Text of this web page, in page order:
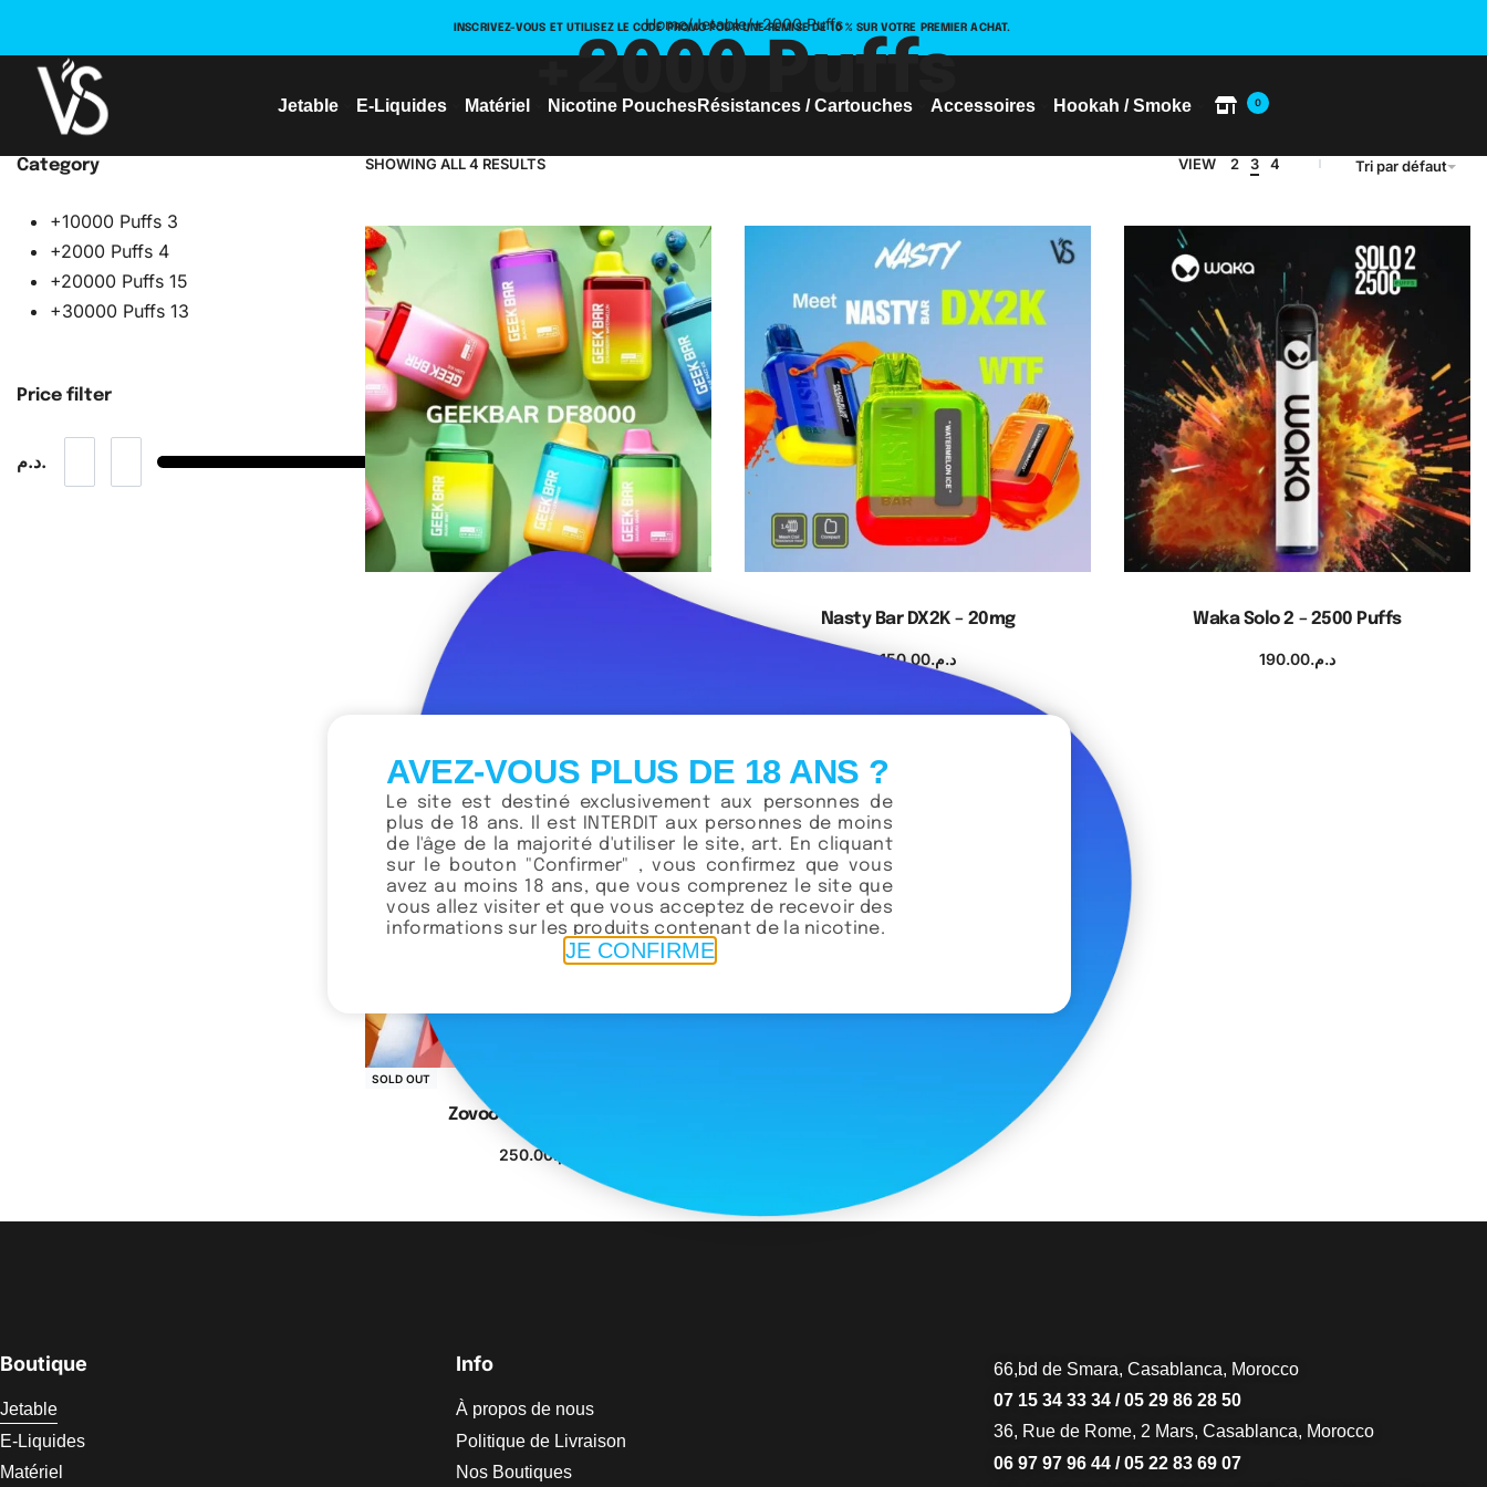
INSCRIVEZ-VOUS ET UTILISEZ LE CODE PROMO POUR UNE REMISE DE 10 % SUR VOTRE PREMIER ACHAT.
Jetable E-Liquides Matériel Nicotine PouchesRésistances / Cartouches Accessoires Hookah / Smoke 0
Home/Jetable/+2000 Puffs
+2000 Puffs
Category
+10000 Puffs 3
+2000 Puffs 4
+20000 Puffs 15
+30000 Puffs 13
Price filter
د.م.
SHOWING ALL 4 RESULTS VIEW 2 3 4 Tri par défaut
Nasty Bar DX2K – 20mg
د.م.150.00
Choix des options
Waka Solo 2 – 2500 Puffs
د.م.190.00
SOLD OUT
Zovoo Dragbar B6500
د.م.250.00
Choix des options
Boutique
Jetable
E-Liquides
Matériel
Info
À propos de nous
Politique de Livraison
Nos Boutiques
66,bd de Smara, Casablanca, Morocco
07 15 34 33 34 / 05 29 86 28 50
36, Rue de Rome, 2 Mars, Casablanca, Morocco
06 97 97 96 44 / 05 22 83 69 07
AVEZ-VOUS PLUS DE 18 ANS ?
Le site est destiné exclusivement aux personnes de
plus de 18 ans. Il est INTERDIT aux personnes de moins
de l'âge de la majorité d'utiliser le site, art. En cliquant
sur le bouton "Confirmer" , vous confirmez que vous
avez au moins 18 ans, que vous comprenez le site que
vous allez visiter et que vous acceptez de recevoir des
informations sur les produits contenant de la nicotine.
JE CONFIRME